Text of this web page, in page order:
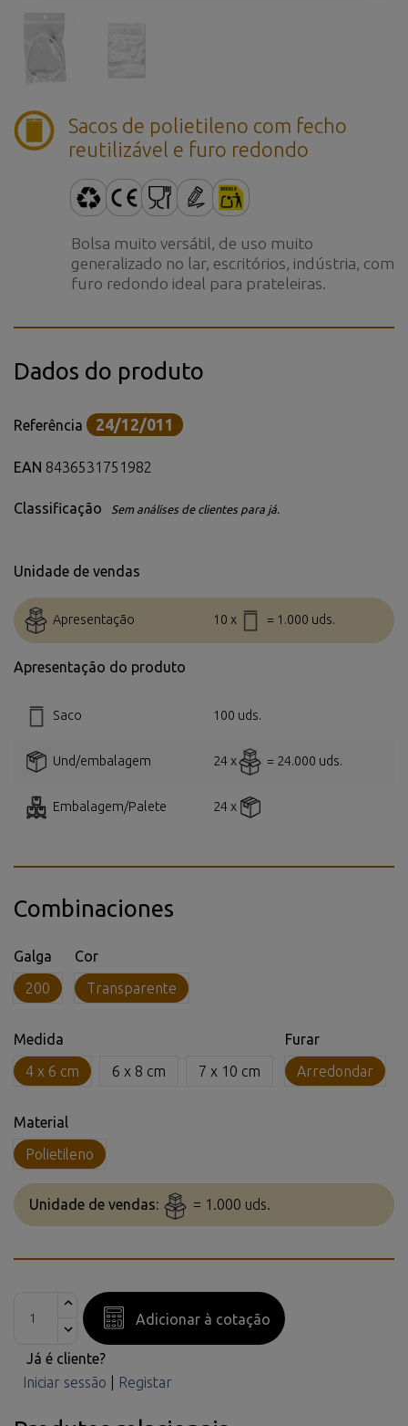
Sacos de polietileno com fecho
reutilizável e furo redondo
Bolsa muito versátil, de uso muito
generalizado no lar, escritórios, indústria, com
furo redondo ideal para prateleiras.
Dados do produto
Referência 24/12/011
EAN 8436531751982
Classificação Sem análises de clientes para já.
Unidade de vendas
Apresentação 10 x = 1.000 uds.
Apresentação do produto
Saco 100 uds.
Und/embalagem 24 x = 24.000 uds.
Embalagem/Palete 24 x
Combinaciones
Galga
200
Cor
Transparente
Medida
4 x 6 cm
6 x 8 cm 7 x 10 cm
Furar
Arredondar
Material
Polietileno
Unidade de vendas: = 1.000 uds.
Adicionar à cotação
Já é cliente?
Iniciar sessão
Registar